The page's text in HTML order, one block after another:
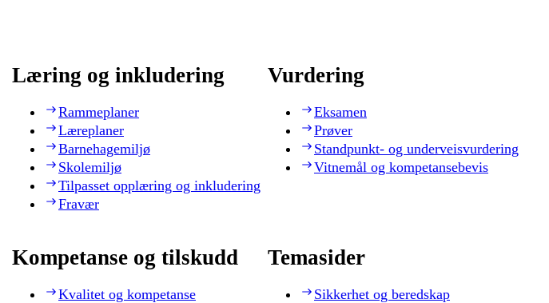
Læring og inkludering
Rammeplaner
Læreplaner
Barnehagemiljø
Skolemiljø
Tilpasset opplæring og inkludering
Fravær
Vurdering
Eksamen
Prøver
Standpunkt- og underveisvurdering
Vitnemål og kompetansebevis
Kompetanse og tilskudd
Kvalitet og kompetanse
Temasider
Sikkerhet og beredskap